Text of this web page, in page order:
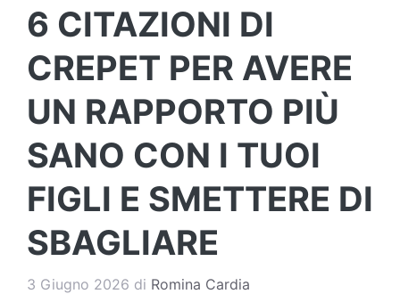
6 CITAZIONI DI
CREPET PER AVERE
UN RAPPORTO PIÙ
SANO CON I TUOI
FIGLI E SMETTERE DI
SBAGLIARE
3 Giugno 2026 di Romina Cardia